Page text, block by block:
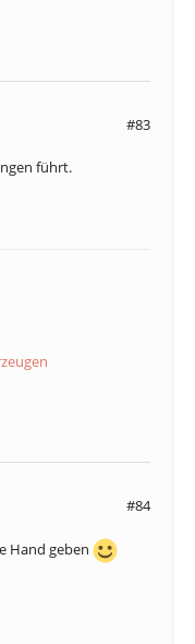
#83
führt.
#84
Hand geben